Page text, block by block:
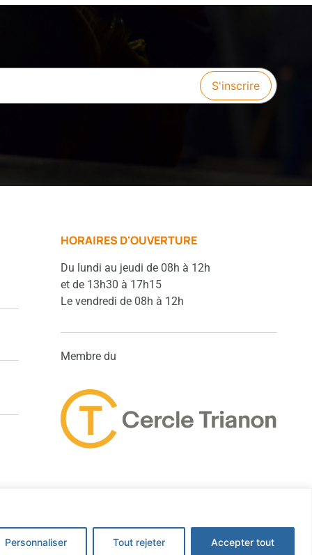
Personnaliser Tout rejeter Accepter tout
HORAIRES D'OUVERTURE
Du lundi au jeudi de 08h à 12h
et de 13h30 à 17h15
Le vendredi de 08h à 12h
Membre du
Tous droits réservés Hanssen 2025